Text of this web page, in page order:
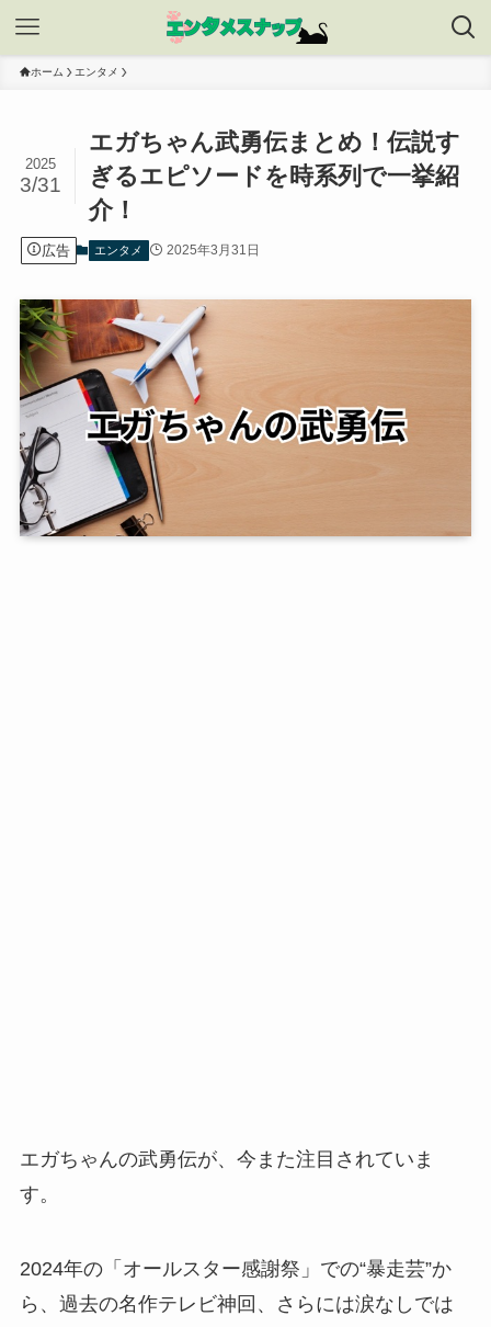
ホーム エンタメ
エガちゃん武勇伝まとめ！伝説す
ぎるエピソードを時系列で一挙紹
介！
2025
3/31
広告 エンタメ 2025年3月31日
エガちゃんの武勇伝が、今また注目されていま
す。
2024年の「オールスター感謝祭」での“暴走芸”か
ら、過去の名作テレビ神回、さらには涙なしでは